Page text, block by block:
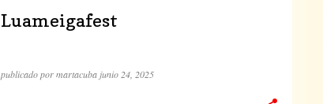
Luameigafest
publicado pormartacuba junio 24, 2025